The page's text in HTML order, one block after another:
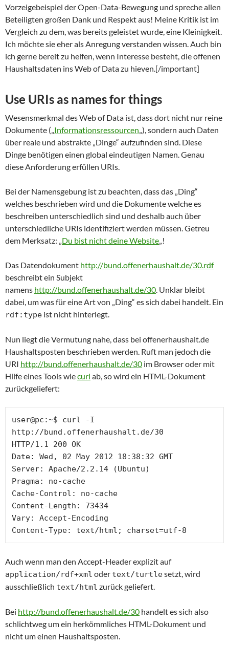
Vorzeigebeispiel der Open-Data-Bewegung und spreche allen
Beteiligten großen Dank und Respekt aus! Meine Kritik ist im
Vergleich zu dem, was bereits geleistet wurde, eine Kleinigkeit.
Ich möchte sie eher als Anregung verstanden wissen. Auch bin
ich gerne bereit zu helfen, wenn Interesse besteht, die offenen
Haushaltsdaten ins Web of Data zu hieven.[/important]
Use URIs as names for things
Wesensmerkmal des Web of Data ist, dass dort nicht nur reine
Dokumente („Informationsressourcen„), sondern auch Daten
über reale und abstrakte „Dinge“ aufzufinden sind. Diese
Dinge benötigen einen global eindeutigen Namen. Genau
diese Anforderung erfüllen URIs.
Bei der Namensgebung ist zu beachten, dass das „Ding“
welches beschrieben wird und die Dokumente welche es
beschreiben unterschiedlich sind und deshalb auch über
unterschiedliche URIs identifiziert werden müssen. Getreu
dem Merksatz: „Du bist nicht deine Website„!
Das Datendokument http://bund.offenerhaushalt.de/30.rdf
beschreibt ein Subjekt
namens http://bund.offenerhaushalt.de/30. Unklar bleibt
dabei, um was für eine Art von „Ding“ es sich dabei handelt. Ein
rdf:type ist nicht hinterlegt.
Nun liegt die Vermutung nahe, dass bei offenerhaushalt.de
Haushaltsposten beschrieben werden. Ruft man jedoch die
URI http://bund.offenerhaushalt.de/30 im Browser oder mit
Hilfe eines Tools wiecurl ab, so wird ein HTML-Dokument
zurückgeliefert:
user@pc:~$ curl -I
http://bund.offenerhaushalt.de/30
HTTP/1.1 200 OK
Date: Wed, 02 May 2012 18:38:32 GMT
Server: Apache/2.2.14 (Ubuntu)
Pragma: no-cache
Cache-Control: no-cache
Content-Length: 73434
Vary: Accept-Encoding
Content-Type: text/html; charset=utf-8
Auch wenn man den Accept-Header explizit auf
application/rdf+xml oder text/turtlesetzt, wird
ausschließlich text/html zurück geliefert.
Bei http://bund.offenerhaushalt.de/30 handelt es sich also
schlichtweg um ein herkömmliches HTML-Dokument und
nicht um einen Haushaltsposten.